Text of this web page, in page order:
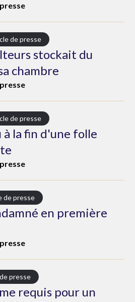
de presse
stockait du
chambre
de presse
à la fin d'une folle
de presse
en première
presse
requis pour un